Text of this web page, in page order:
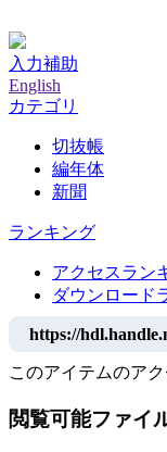
入力補助
English
カテゴリ
切抜帳
編年体
新聞
ランキング
アクセスラン
ダウンロード
https://
このアイテムのア
閲覧可能ファイ